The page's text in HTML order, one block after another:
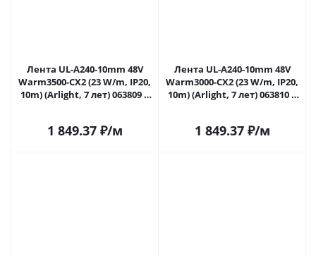
Лента UL-A240-10mm 48V
Warm3500-CX2 (23 W/m, IP20,
10m) (Arlight, 7 лет) 063809 в
1 849.37₽/м
Лента UL-A240-10mm 48V
Warm3000-CX2 (23 W/m, IP20,
10m) (Arlight, 7 лет) 063810 в
1 849.37₽/м